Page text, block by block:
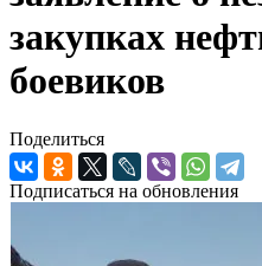
закупках
боевиков
Поделиться
Подписаться на обновления